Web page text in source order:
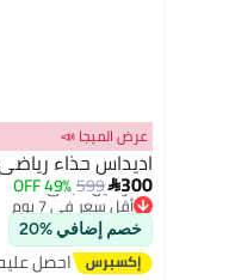
عرض الميجا 📣
اديداس حذاء
300
599
49% OFF
أقل سعر في 7 يوم
توصيل مجاني
أقل سعر في 7 يوم
خصم إضافي %20
احصل